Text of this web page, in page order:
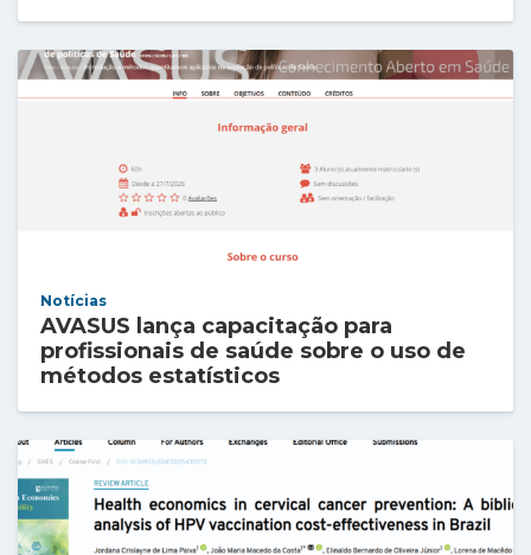
Notícias
AVASUS lança capacitação para
profissionais de saúde sobre o uso de
métodos estatísticos